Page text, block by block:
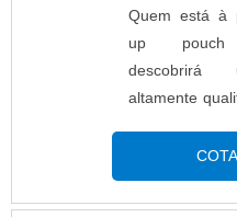
Quem está à
up pouch
descobrirá
altamente
melhor
e
preço